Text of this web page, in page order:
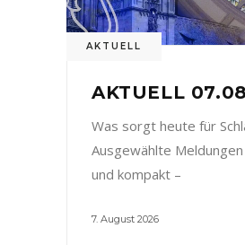
AKTUELL
AKTUELL
Was sorgt heute für
Ausgewählte Meldungen
und kompakt –
7. August 2026